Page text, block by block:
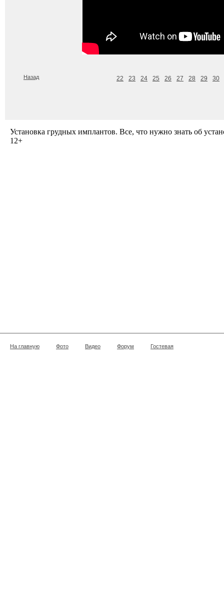
Назад 22 23 24 25 26 27 28 29 30
Установка грудных имплантов. Все, что нужно знать об
12+
На главную Фото Видео Форум Гостевая